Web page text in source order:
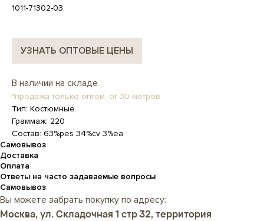
1011-71302-03
УЗНАТЬ ОПТОВЫЕ ЦЕНЫ
В наличии на складе
*продажа только оптом, от 30 метров
Тип: Костюмные
Граммаж: 220
Состав: 63%pes 34%cv 3%ea
Самовывоз
Доставка
Оплата
Ответы на часто задаваемые вопросы
Самовывоз
Вы можете забрать покупку по адресу:
Москва, ул. Складочная 1 стр 32, территория